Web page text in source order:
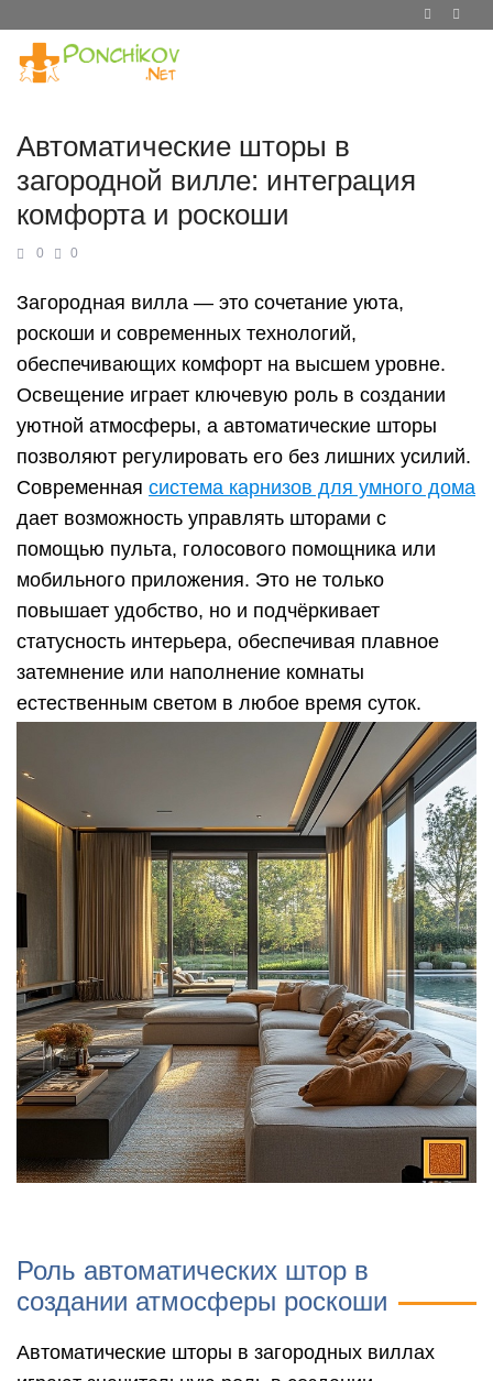
Автоматические шторы в
загородной вилле: интеграция
комфорта и роскоши
0 0
Загородная вилла — это сочетание уюта,
роскоши и современных технологий,
обеспечивающих комфорт на высшем уровне.
Освещение играет ключевую роль в создании
уютной атмосферы, а автоматические шторы
позволяют регулировать его без лишних усилий.
Современная система карнизов для умного дома
дает возможность управлять шторами с
помощью пульта, голосового помощника или
мобильного приложения. Это не только
повышает удобство, но и подчёркивает
статусность интерьера, обеспечивая плавное
затемнение или наполнение комнаты
естественным светом в любое время суток.
Роль автоматических штор в
создании атмосферы роскоши
Автоматические шторы в загородных виллах